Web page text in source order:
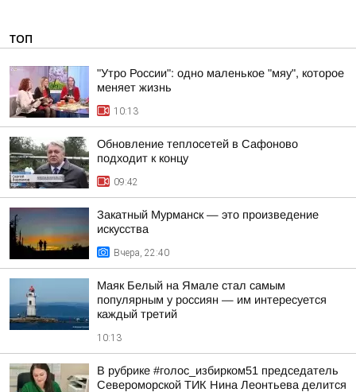
ТОП
"Утро России": одно маленькое "мяу", которое
меняет жизнь
10:13
Обновление теплосетей в Сафоново
подходит к концу
09:42
Закатный Мурманск — это произведение
искусства
Вчера, 22:40
Маяк Белый на Ямале стал самым
популярным у россиян — им интересуется
каждый третий
10:13
В рубрике #голос_избирком51 председатель
Североморской ТИК Нина Леонтьева делится